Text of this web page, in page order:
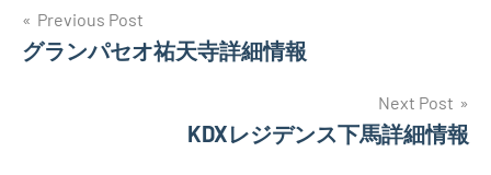
投
稿
Previous Post
グランパセオ祐天寺詳細情報
Next Post
KDXレジデンス下馬詳細情報